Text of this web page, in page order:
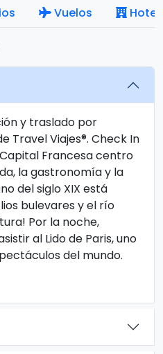
Vuelos
y traslado por
Travel Viajes®. Check In
Francesa centro
la gastronomía y la
del siglo XIX está
bulevares y el río
Por la noche,
al Lido de Paris, uno
del mundo.